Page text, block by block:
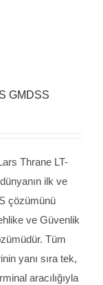
GMDSS
Thrane LT-
ilk ve
çözümünü
ve Güvenlik
Tüm
yanı sıra tek,
aracılığıyla